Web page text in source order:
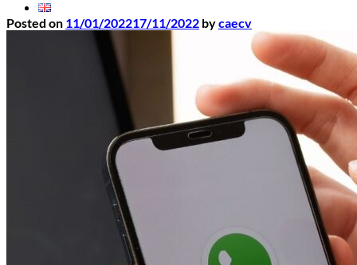
Posted on 11/01/202217/11/2022 bycaecv